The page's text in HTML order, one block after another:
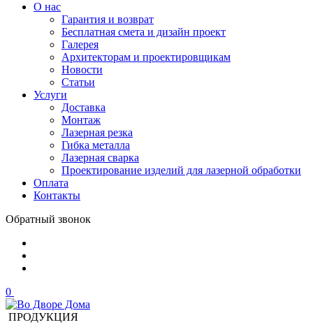
О нас
Гарантия и возврат
Бесплатная смета и дизайн проект
Галерея
Архитекторам и проектировщикам
Новости
Статьи
Услуги
Доставка
Монтаж
Лазерная резка
Гибка металла
Лазерная сварка
Проектирование изделий для лазерной обработки
Оплата
Контакты
Обратный звонок
0
ПРОДУКЦИЯ